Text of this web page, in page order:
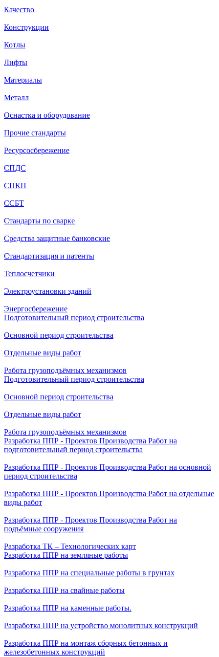
Качество
Конструкции
Котлы
Лифты
Материалы
Металл
Оснастка и оборудование
Прочие стандарты
Ресурсосбережение
СПДС
СПКП
ССБТ
Стандарты по сварке
Средства защитные банковские
Стандартизация и патенты
Теплосчетчики
Электроустановки зданий
Энергосбережение
Подготовительный период строительства
Основной период строительства
Отдельные виды работ
Работа грузоподъёмных механизмов
Подготовительный период строительства
Основной период строительства
Отдельные виды работ
Работа грузоподъёмных механизмов
Разработка ППР - Проектов Производства Работ на
подготовительный период строительства
Разработка ППР - Проектов Производства Работ на основной
период строительства
Разработка ППР - Проектов Производства Работ на отдельные
виды работ
Разработка ППР - Проектов Производства Работ на
подъёмные сооружения
Разработка ТК – Технологических карт
Разработка ППР на земляные работы
Разработка ППР на специальные работы в грунтах
Разработка ППР на свайные работы
Разработка ППР на каменные работы.
Разработка ППР на устройство монолитных конструкций
Разработка ППР на монтаж сборных бетонных и
железобетонных конструкций